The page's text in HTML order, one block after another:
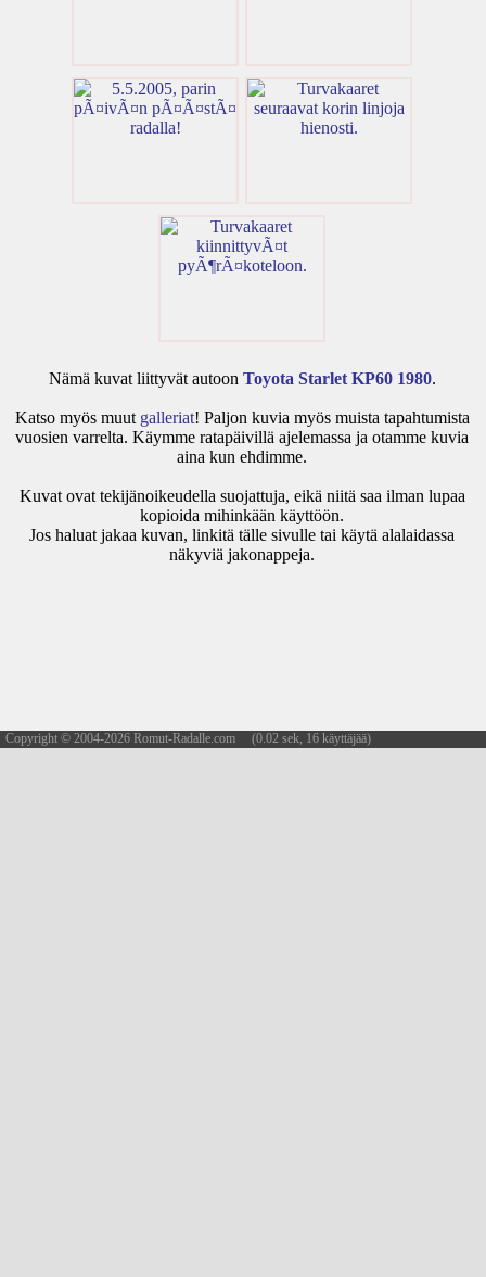
Nämä kuvat liittyvät autoon Toyota Starlet KP60 1980.
Katso myös muut galleriat! Paljon kuvia myös muista tapahtumista
vuosien varrelta. Käymme ratapäivillä ajelemassa ja otamme kuvia
aina kun ehdimme.
Kuvat ovat tekijänoikeudella suojattuja, eikä niitä saa ilman lupaa
kopioida mihinkään käyttöön.
Jos haluat jakaa kuvan, linkitä tälle sivulle tai käytä alalaidassa
näkyviä jakonappeja.
Copyright © 2004-2026 Romut-Radalle.com (0.02 sek, 16 käyttäjää)